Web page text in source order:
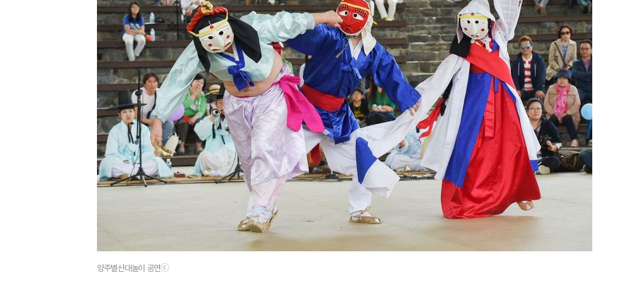
양주별산대놀이 공연ⓒ
2
李, '개미 반발'에 'ISA 개편
민의힘 "'남 탓 쇼' 멈춰라"
3
천안 교회서 의식 잃은 11세
경찰, 학대 치사 여부 수사
4
호르무즈 뒤흔드는 이란 강경
도 또 뒤집힌다”
5
[주간코인] 지금은 살 때 아
인 왜 못 오르나